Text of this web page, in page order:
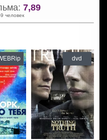
7,89
человек
dvd